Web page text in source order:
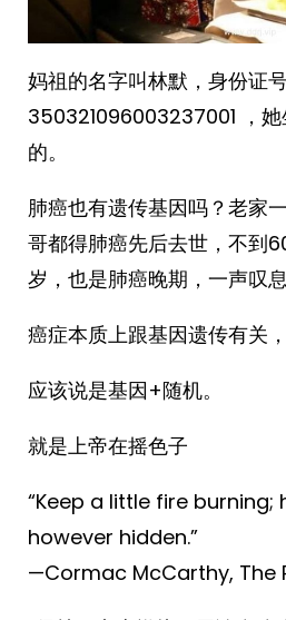
妈祖的名字叫林默，身份证
350321096003237001 ，
的。 ​​​
肺癌也有遗传基因吗？老家
哥都得肺癌先后去世，不到
岁，也是肺癌晚期，一声叹
癌症本质上跟基因遗传有关
应该说是基因+随机。
就是上帝在摇色子
“Keep a little fire burning;
however hidden.”
—Cormac McCarthy, The